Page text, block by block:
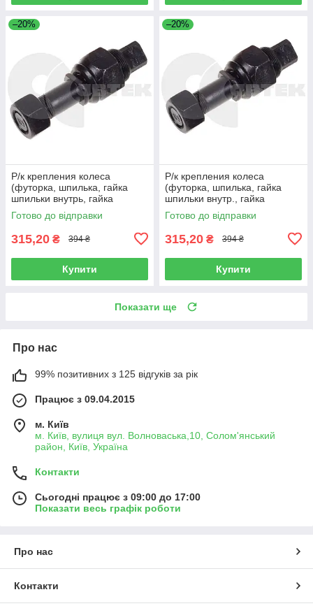
–20%
Р/к крепления колеса
(футорка, шпилька, гайка
шпильки внутрь, гайка
задняя) правая резьба, 120-
3104052
Готово до відправки
315,20 ₴ 394 ₴
Купити
–20%
Р/к крепления колеса
(футорка, шпилька, гайка
шпильки внутр., гайка
задняя) левая резьба, 120-
3104053
Готово до відправки
315,20 ₴ 394 ₴
Купити
Показати ще
Про нас
99% позитивних з 125 відгуків за рік
Працює з 09.04.2015
м. Київ
м. Київ, вулиця вул. Волноваська,10, Солом'янський
район, Київ, Україна
Контакти
Сьогодні працює з 09:00 до 17:00
Показати весь графік роботи
Про нас
Контакти